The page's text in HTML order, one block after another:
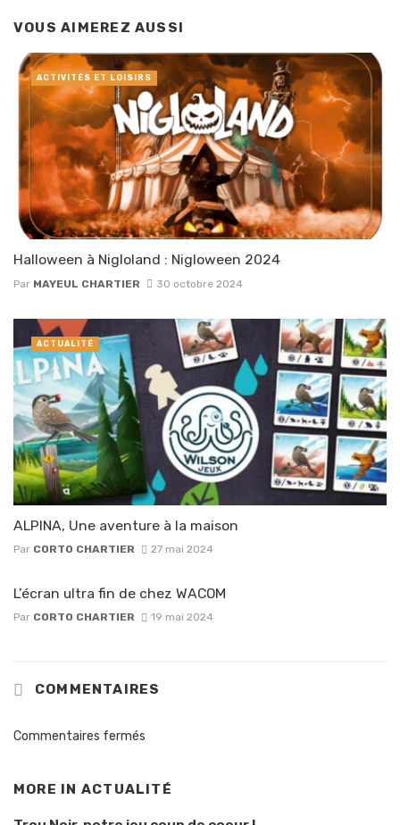
VOUS AIMEREZ AUSSI
Halloween à Nigloland : Nigloween 2024
Par MAYEUL CHARTIER 30 octobre 2024
ACTIVITÉS ET LOISIRS
ALPINA, Une aventure à la maison
Par CORTO CHARTIER 27 mai 2024
ACTUALITÉ
L’écran ultra fin de chez WACOM
Par CORTO CHARTIER 19 mai 2024
COMMENTAIRES
Commentaires fermés
MORE IN ACTUALITÉ